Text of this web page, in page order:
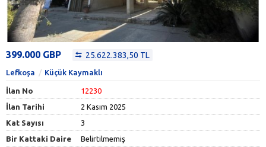
399.000 GBP 25.622.383,50 TL
Lefkoşa Küçük Kaymaklı
İlan No
12230
İlan Tarihi
2 Kasım 2025
Kat Sayısı
3
Bir Kattaki Daire
Belirtilmemiş